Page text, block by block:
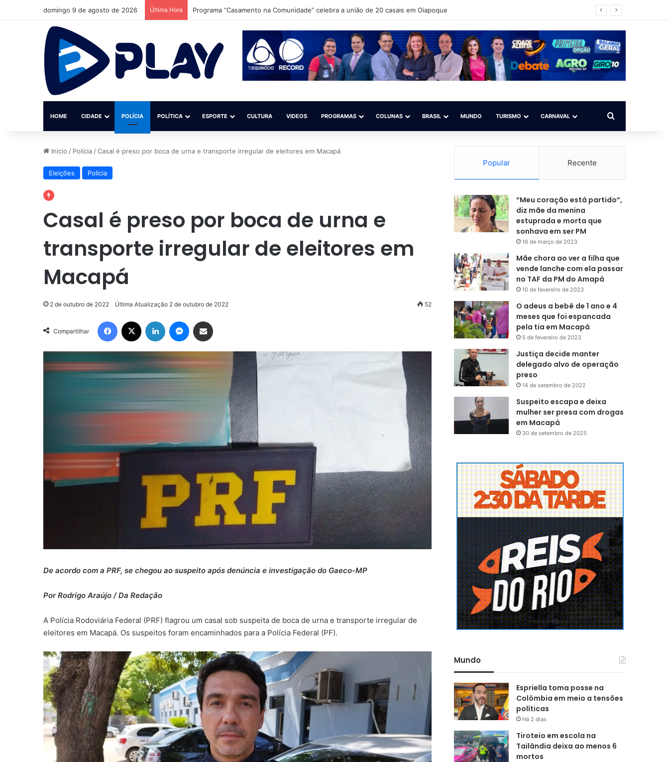
domingo 9 de agosto de 2026 Última Hora MPF reúne Ibama e ICMBio para debater o aperfeiçoamento da fiscalização do garimpo ilegal
HOME CIDADE POLÍCIA POLÍTICA ESPORTE CULTURA VIDEOS PROGRAMAS COLUNAS BRASIL MUNDO TURISMO CARNAVAL Procurar por
Início / Polícia /Casal é preso por boca de urna e transporte irregular de eleitores em Macapá
Eleições Polícia
Casal é preso por boca de urna e
transporte irregular de eleitores em
Macapá
2 de outubro de 2022 Última Atualização 2 de outubro de 2022 52
Compartilhar
Facebook Linkedin Messenger
De acordo com a PRF, se chegou ao suspeito após denúncia e investigação do Gaeco-MP
Por Rodrigo Araújo / Da Redação
A Polícia Rodoviária Federal (PRF) flagrou um casal sob suspeita de boca de urna e transporte irregular de
eleitores em Macapá. Os suspeitos foram encaminhados para a Polícia Federal (PF).
Popular Recente
“Meu coração está partido”,
diz mãe da menina
estuprada e morta que
sonhava em ser PM
16 de março de 2023
Mãe chora ao ver a filha que
vende lanche com ela passar
no TAF da PM do Amapá
10 de fevereiro de 2023
O adeus a bebê de 1 ano e 4
meses que foi espancada
pela tia em Macapá
5 de fevereiro de 2023
Justiça decide manter
delegado alvo de operação
preso
14 de setembro de 2022
Suspeito escapa e deixa
mulher ser presa com drogas
em Macapá
30 de setembro de 2025
Mundo
Espriella toma posse na
Colômbia em meio a tensões
políticas
Há 2 dias
Tiroteio em escola na
Tailândia deixa ao menos 6
mortos